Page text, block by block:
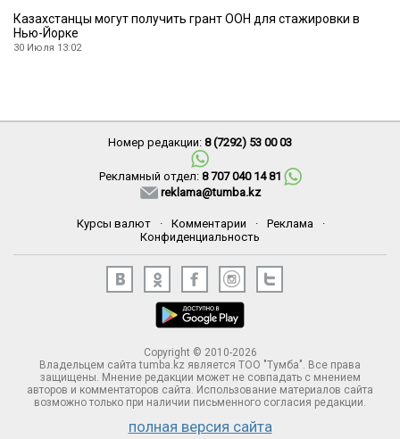
Казахстанцы могут получить грант ООН для стажировки в
Нью-Йорке
30 Июля 13:02
Номер редакции: 8 (7292) 53 00 03
Рекламный отдел: 8 707 040 14 81
reklama@tumba.kz
Курсы валют · Комментарии · Реклама
·
Конфиденциальность
Copyright © 2010-2026
Владельцем сайта tumba.kz является ТОО "Тумба". Все права
защищены. Мнение редакции может не совпадать с мнением
авторов и комментаторов сайта. Использование материалов сайта
возможно только при наличии письменного согласия редакции.
полная версия сайта